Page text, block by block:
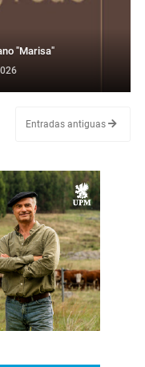
"Marisa"
Entradas antiguas